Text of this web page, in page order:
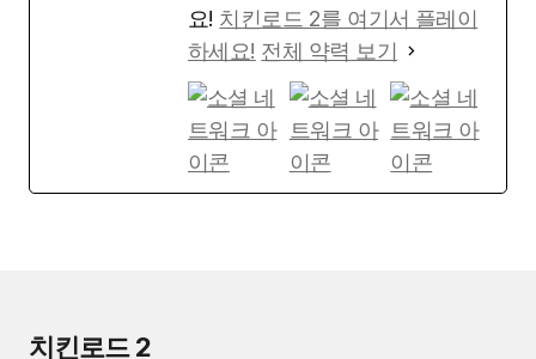
요! 치킨로드 2를 여기서 플레이
하세요! 전체 약력 보기
치킨로드 2